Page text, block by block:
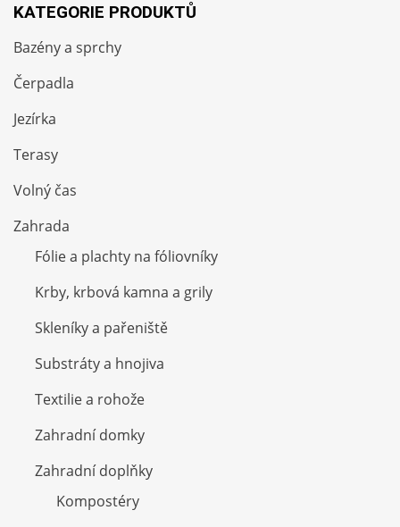
KATEGORIE PRODUKTŮ
Bazény a sprchy
Čerpadla
Jezírka
Terasy
Volný čas
Zahrada
Fólie a plachty na fóliovníky
Krby, krbová kamna a grily
Skleníky a pařeniště
Substráty a hnojiva
Textilie a rohože
Zahradní domky
Zahradní doplňky
Kompostéry